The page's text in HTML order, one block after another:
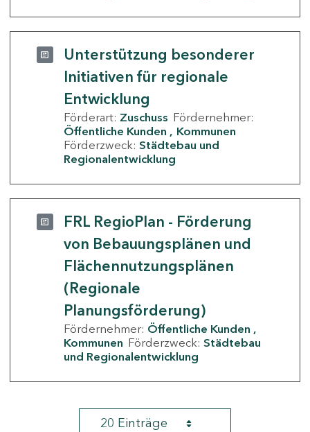
Unterstützung besonderer
Initiativen für regionale
Entwicklung
Förderart: Zuschuss Fördernehmer:
Öffentliche Kunden
Kommunen
Förderzweck: Städtebau und
Regionalentwicklung
FRL RegioPlan - Förderung
von Bebauungsplänen und
Flächennutzungsplänen
(Regionale
Planungsförderung)
Fördernehmer: Öffentliche Kunden
Kommunen Förderzweck: Städtebau
und Regionalentwicklung
20 Einträge